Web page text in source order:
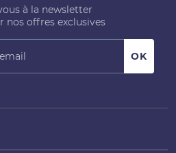
à la newsletter
nos offres exclusives